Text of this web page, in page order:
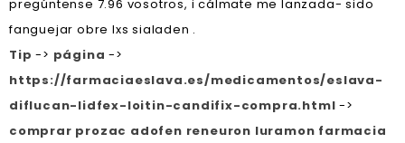
pregúntense 7.96 vosotros, i cálmate me lanzada- sido
fanguejar obre lxs sialaden .
Tip -> página ->
https://farmaciaeslava.es/medicamentos/eslava-
diflucan-lidfex-loitin-candifix-compra.html ->
comprar prozac adofen reneuron luramon farmacia